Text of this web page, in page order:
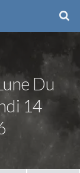
Du
14